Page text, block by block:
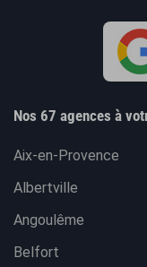
Nos 67 agences à
Aix-en-Provence
Albertville
Angoulême
Belfort